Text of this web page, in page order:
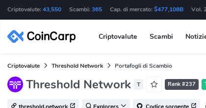
Criptovalute: 43,550 Scambi: 365 Cap. di mercato: $477,108B Vol.
Criptovalute Scambi
Criptovalute Threshold Network Portafogli di Scambio
Threshold Network T Rank #237